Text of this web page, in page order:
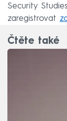
Security
zaregistrovat
Čtěte také